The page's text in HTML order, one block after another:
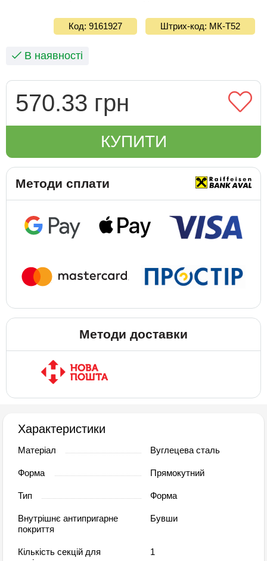
Код: 9161927 Штрих-код: МК-Т52
В наявності
570.33 грн
КУПИТИ
Методи сплати
Методи доставки
Характеристики
Матеріал Вуглецева сталь
Форма Прямокутний
Тип Форма
Внутрішнє антипригарне
покриття
Бувши
Кількість секцій для
1